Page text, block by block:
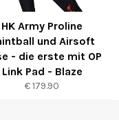
HK Army Proline
und Airsoft
- die erste mit OP
Link Pad - Blaze
Normaler
€ 179.90